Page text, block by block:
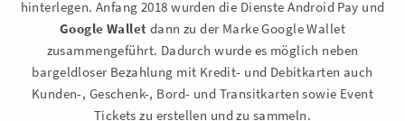
hinterlegen. Anfang 2018 wurden die Dienste Android Pay und
Google Wallet dann zu der Marke Google Wallet
zusammengeführt. Dadurch wurde es möglich neben
bargeldloser Bezahlung mit Kredit- und Debitkarten auch
Kunden-, Geschenk-, Bord- und Transitkarten sowie Event
Tickets zu erstellen und zu sammeln.